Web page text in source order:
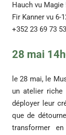
Hauch vu Magie
Fir Kanner vu 6-
+352 23 69 73
28 mai
le 28 mai, le
un atelier
déployer leur
que de
transformer